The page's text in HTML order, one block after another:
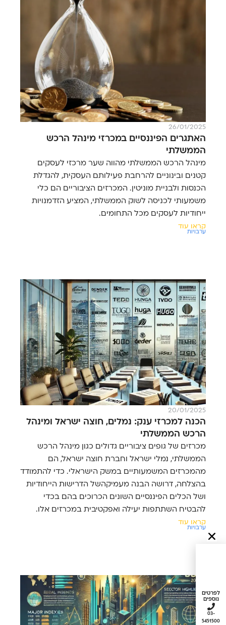
26/01/2025
האתגרים הפיננסיים במכרזי מינהל הרכש
הממשלתי
מינהל הרכש הממשלתי מהווה שער מרכזי לעסקים
קטנים ובינוניים להרחבת פעילותם העסקית, להגדלת
הכנסות ולבניית מוניטין. המכרזים הציבוריים הם כלי
משמעותי לכניסה לשוק הממשלתי, המציע הזדמנויות
ייחודיות לעסקים מכל התחומים.
קראו עוד
ערבויות
20/01/2025
הכנה למכרזי ענק: נמלים, חוצה ישראל ומינהל
הרכש הממשלתי
מכרזים של גופים ציבוריים גדולים כגון מינהל הרכש
הממשלתי, נמלי ישראל וחברת חוצה ישראל, הם
מהמכרזים המשמעותיים במשק הישראלי. כדי להתמודד
בהצלחה, דרושה הבנה מעמיקהשל הדרישות הייחודיות
ושל הכלים הפיננסיים השונים הכרוכים בהם בכדי
להבטיח השתתפות יעילה ואפקטיבית במכרזים אלו.
קראו עוד
ערבויות
לפרטים
נוספים
03-
5451500